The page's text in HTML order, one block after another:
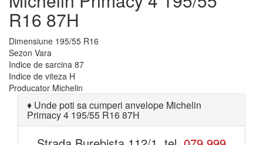
R16 87H
Dimensiune 195/55 R16
Sezon Vara
Indice de sarcina 87
Indice de viteza H
Producator Michelin
♦ Unde poti sa cumperi anvelope Michelin
Primacy 4 195/55 R16 87H